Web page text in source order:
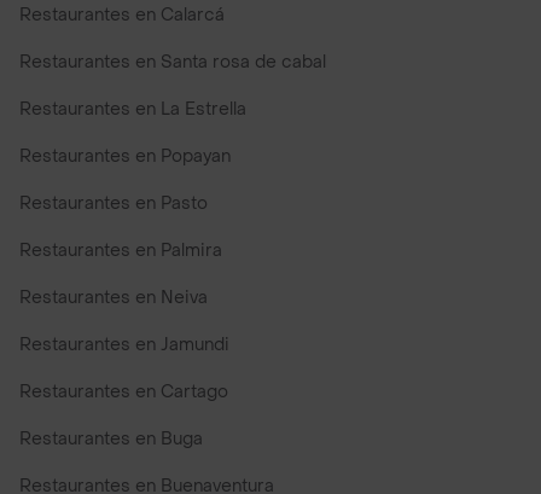
Restaurantes en Calarcá
Restaurantes en Santa rosa de cabal
Restaurantes en La Estrella
Restaurantes en Popayan
Restaurantes en Pasto
Restaurantes en Palmira
Restaurantes en Neiva
Restaurantes en Jamundi
Restaurantes en Cartago
Restaurantes en Buga
Restaurantes en Buenaventura